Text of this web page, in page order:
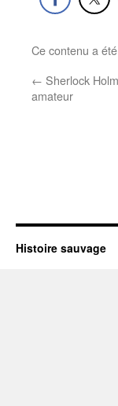
Ce contenu a
← Sherlock
amateur
Histoire sauvage